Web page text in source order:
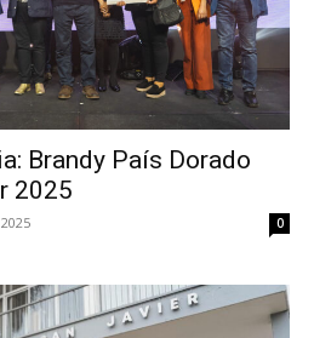
Brandy País Dorado
2025
0